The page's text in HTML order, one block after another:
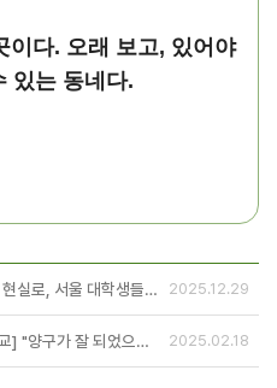
이다. 오래 보고, 있어야
있는 동네다.
[양구사랑아카데미] 이론을 현실로, 서울 대학생들의 양구 3박 4일 현장활동! / 노원구 4개 대학 공유교과 양구 현장활동 후기 1탄 2025.12.29
[양구탐험대x서울여자대학교] "양구가 잘 되었으면 좋겠다는 바람을 가지게 되었어요." 2025.02.18